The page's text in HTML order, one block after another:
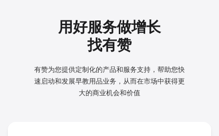
用好服务做增长
找有赞
有赞为您提供定制化的产品和服务支持，帮助您快
速启动和发展早教用品业务，从而在市场中获得更
大的商业机会和价值